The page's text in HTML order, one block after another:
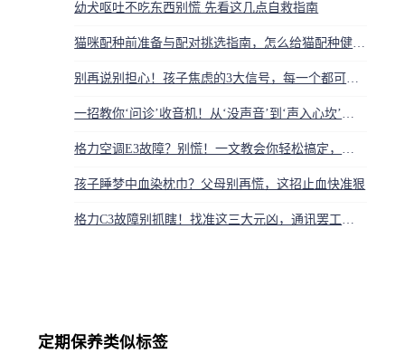
幼犬呕吐不吃东西别慌 先看这几点自救指南
猫咪配种前准备与配对挑选指南，怎么给猫配种健康繁殖
别再说别担心！孩子焦虑的3大信号，每一个都可能毁掉未来
一招教你‘问诊’收音机！从‘没声音’到‘声入心坎’，手把手把‘哑巴’变‘歌唱家’
格力空调E3故障？别慌！一文教会你轻松搞定，温暖过冬
孩子睡梦中血染枕巾？父母别再慌，这招止血快准狠
格力C3故障别抓瞎！找准这三大元凶，通讯罢工一针见血轻松修
定期保养类似标签